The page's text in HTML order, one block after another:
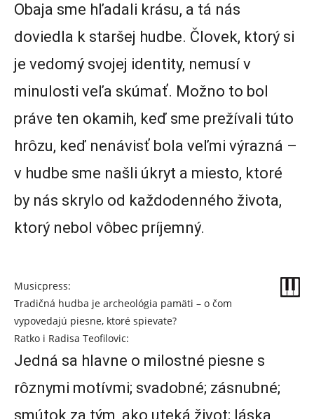
Obaja sme hľadali krásu, a tá nás
doviedla k staršej hudbe. Človek, ktorý si
je vedomý svojej identity, nemusí v
minulosti veľa skúmať. Možno to bol
práve ten okamih, keď sme prežívali túto
hrôzu, keď nenávisť bola veľmi výrazná –
v hudbe sme našli úkryt a miesto, ktoré
by nás skrylo od každodenného života,
ktorý nebol vôbec príjemný.
Musicpress:
Tradičná hudba je archeológia pamäti – o čom
vypovedajú piesne, ktoré spievate?
Ratko i Radisa Teofilovic:
Jedná sa hlavne o milostné piesne s
rôznymi motívmi; svadobné; zásnubné;
smútok za tým, ako uteká život; láska